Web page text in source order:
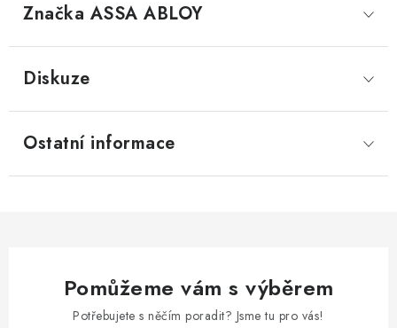
Značka ASSA ABLOY
Diskuze
Ostatní informace
Pomůžeme vám s výběrem
Potřebujete s něčím poradit? Jsme tu pro vás!